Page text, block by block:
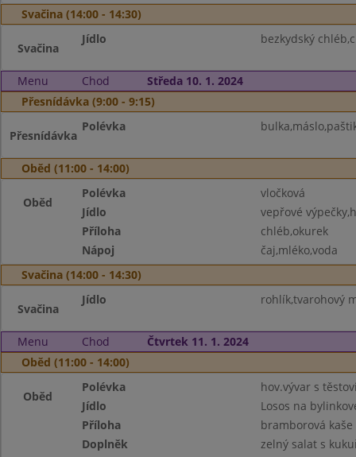
Svačina (14:00 - 14:30)
Svačina
Jídlo bezkydský
Menu Chod
Středa 10. 1. 2024
Přesnídávka (9:00 - 9:15)
Přesnídávka
Polévka
Oběd (11:00 - 14:00)
Oběd
Polévka
vločková
Jídlo
vepřové
Příloha
chléb,okurek
Nápoj
čaj,mléko,voda
Svačina (14:00 - 14:30)
Svačina
Jídlo rohlík,tvarohový
Menu Chod
Čtvrtek 11. 1. 2024
Oběd (11:00 - 14:00)
Oběd
Polévka
hov.vývar s
Jídlo
Losos na
Příloha
bramborová kaše
Doplněk
zelný salat s